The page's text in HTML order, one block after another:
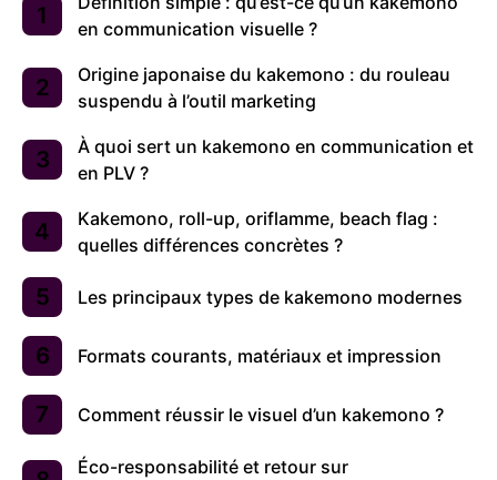
en communication visuelle ?
Origine japonaise du kakemono : du rouleau
suspendu à l’outil marketing
À quoi sert un kakemono en communication et
en PLV ?
Kakemono, roll-up, oriflamme, beach flag :
quelles différences concrètes ?
Les principaux types de kakemono modernes
Formats courants, matériaux et impression
Comment réussir le visuel d’un kakemono ?
Éco-responsabilité et retour sur